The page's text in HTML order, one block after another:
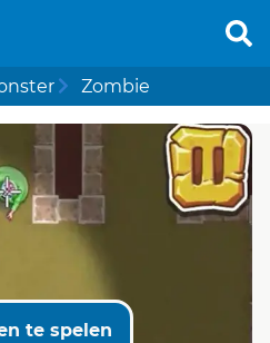
Zombie
te spelen